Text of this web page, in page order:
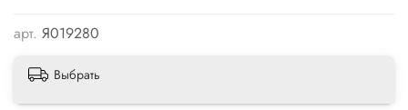
арт. Я019280
Выбрать